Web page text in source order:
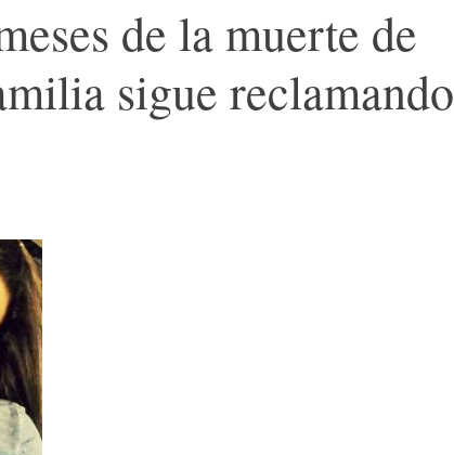
de la muerte de
sigue reclamando